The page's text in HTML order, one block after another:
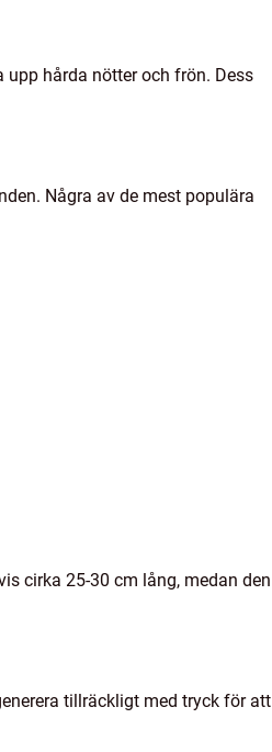
hårda nötter och frön. Dess
Några av de mest populära
cirka 25-30 cm lång, medan den
tillräckligt med tryck för att